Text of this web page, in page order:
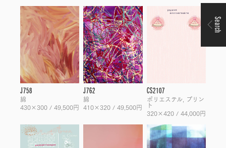
J758
綿
430×300 / 49,500円
J762
綿
410×320 / 49,500円
CS2107
ポリエステル, プリン
ト
320×420 / 44,000円
Search